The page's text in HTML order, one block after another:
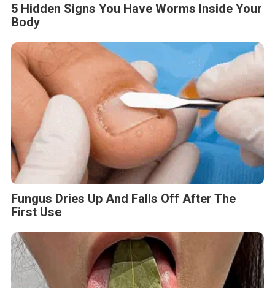
5 Hidden Signs You Have Worms Inside Your
Body
Fungus Dries Up And Falls Off After The
First Use